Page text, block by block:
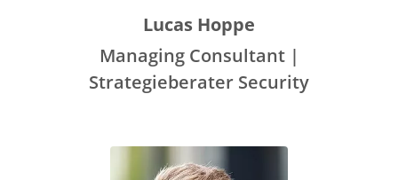
Lucas Hoppe
Managing Consultant |
Strategieberater Security